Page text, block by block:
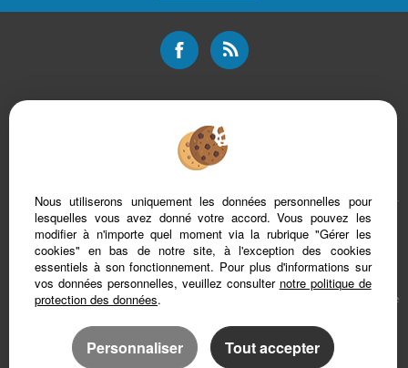
Bareme d'honoraires
Afin de vous offrir un confort de lecture permanent, depuis votre PC, votre tablette
d'écrans
Nous utiliserons uniquement les données personnelles pour
lesquelles vous avez donné votre accord. Vous pouvez les
modifier à n'importe quel moment via la rubrique "Gérer les
cookies" en bas de notre site, à l'exception des cookies
essentiels à son fonctionnement. Pour plus d'informations sur
vos données personnelles, veuillez consulter notre politique de
protection des données.
Personnaliser Tout accepter